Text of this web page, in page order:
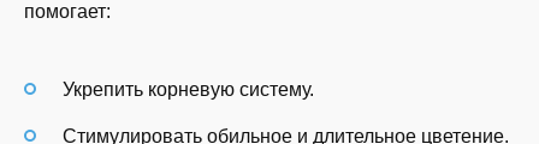
помогает:
Укрепить корневую систему.
Стимулировать обильное и длительное цветение.